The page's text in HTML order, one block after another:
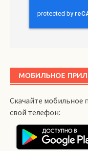
МОБИЛЬНОЕ
Скачайте мобильное
свой телефон: